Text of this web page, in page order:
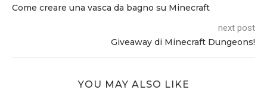
Come creare una vasca da bagno su Minecraft
next post
Giveaway di Minecraft Dungeons!
YOU MAY ALSO LIKE